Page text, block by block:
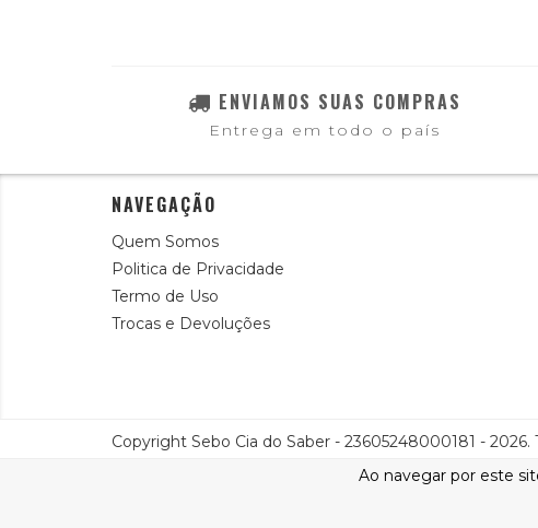
Ao navegar por este
ENVIAMOS SUAS COMPRAS
Entrega em todo o país
NAVEGAÇÃO
Quem Somos
Politica de Privacidade
Termo de Uso
Trocas e Devoluções
Copyright Sebo Cia do Saber - 23605248000181 - 2026.